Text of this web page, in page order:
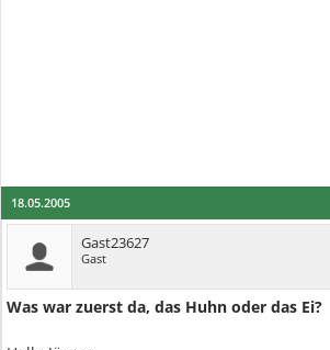
18.05.2005
Gast23627
Gast
Was war zuerst da, das Huhn oder das Ei?